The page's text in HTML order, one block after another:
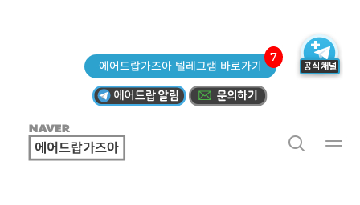
에어드랍가즈아 텔레그램 바로가기
7